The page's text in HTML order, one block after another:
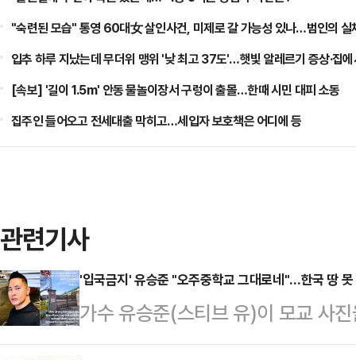
"숙련된 모습" 통영 60대女 살인사건, 미제로 갈 가능성 있나…범인의 실
입추 하루 지났는데 무더위 맹위 '낮 최고 37도'…햇빛 알레르기 증상·집
[속보] '길이 1.5m' 안동 물놀이장서 구렁이 출몰…한때 시민 대피 소동
집주인 들어오고 전세대출 막히고…세입자 보호책은 어디에 등
관련기사
'입국금지' 유승준 "오주중학교 그대로네"…한국 땅 못
가수 유승준(스티브 유)이 모교 사
다.지난 18일 유승준은 자신의